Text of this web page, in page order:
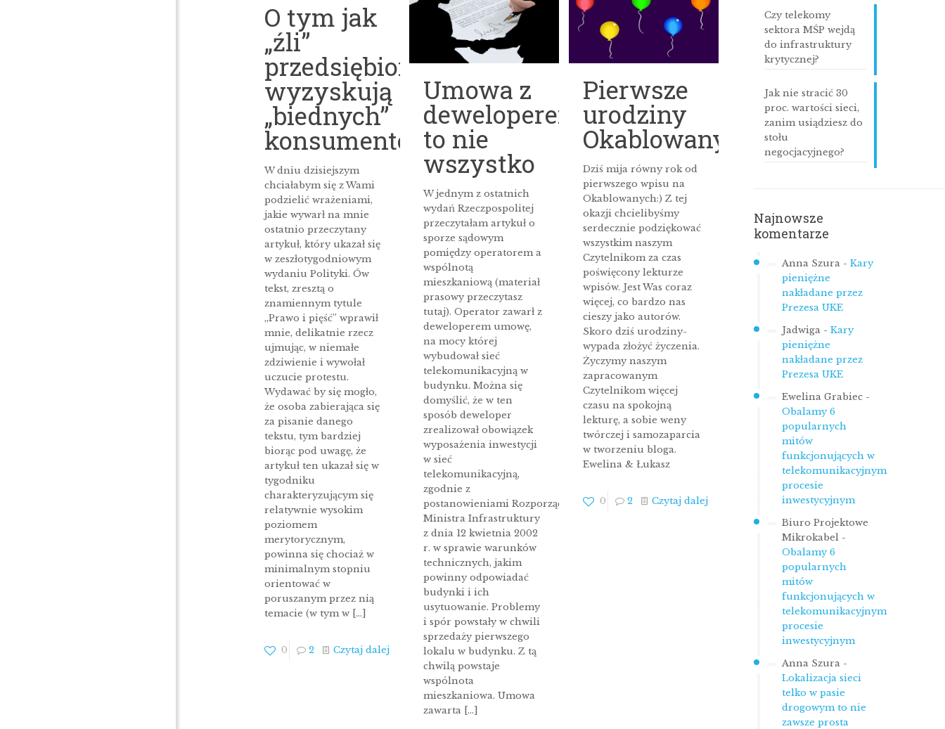
O tym jak
„źli”
przedsiębiorcy
wyzyskują
„biednych”
konsumentów
W dniu dzisiejszym
chciałabym się z Wami
podzielić wrażeniami,
jakie wywarł na mnie
ostatnio przeczytany
artykuł, który ukazał się
w zeszłotygodniowym
wydaniu Polityki. Ów
tekst, zresztą o
znamiennym tytule
„Prawo i pięść” wprawił
mnie, delikatnie rzecz
ujmując, w niemałe
zdziwienie i wywołał
uczucie protestu.
Wydawać by się mogło,
że osoba zabierająca się
za pisanie danego
tekstu, tym bardziej
biorąc pod uwagę, że
artykuł ten ukazał się w
tygodniku
charakteryzującym się
relatywnie wysokim
poziomem
merytorycznym,
powinna się chociaż w
minimalnym stopniu
orientować w
poruszanym przez nią
temacie (w tym w[…]
0 2 Czytaj dalej
Umowa z
deweloperem
to nie
wszystko
W jednym z ostatnich
wydań Rzeczpospolitej
przeczytałam artykuł o
sporze sądowym
pomiędzy operatorem a
wspólnotą
mieszkaniową (materiał
prasowy przeczytasz
tutaj). Operator zawarł z
deweloperem umowę,
na mocy której
wybudował sieć
telekomunikacyjną w
budynku. Można się
domyślić, że w ten
sposób deweloper
zrealizował obowiązek
wyposażenia inwestycji
w sieć
telekomunikacyjną,
zgodnie z
postanowieniami Rozporządzenia
Ministra Infrastruktury
z dnia 12 kwietnia 2002
r. w sprawie warunków
technicznych, jakim
powinny odpowiadać
budynki i ich
usytuowanie. Problemy
i spór powstały w chwili
sprzedaży pierwszego
lokalu w budynku. Z tą
chwilą powstaje
wspólnota
mieszkaniowa. Umowa
zawarta […]
Pierwsze
urodziny
Okablowanych
Dziś mija równy rok od
pierwszego wpisu na
Okablowanych:) Z tej
okazji chcielibyśmy
serdecznie podziękować
wszystkim naszym
Czytelnikom za czas
poświęcony lekturze
wpisów. Jest Was coraz
więcej, co bardzo nas
cieszy jako autorów.
Skoro dziś urodziny-
wypada złożyć życzenia.
Życzymy naszym
zapracowanym
Czytelnikom więcej
czasu na spokojną
lekturę, a sobie weny
twórczej i samozaparcia
w tworzeniu bloga.
Ewelina & Łukasz
0 2 Czytaj dalej
Czy telekomy
sektora MŚP wejdą
do infrastruktury
krytycznej?
Jak nie stracić 30
proc. wartości sieci,
zanim usiądziesz do
stołu
negocjacyjnego?
Najnowsze
komentarze
Anna Szura- Kary
pieniężne
nakładane przez
Prezesa UKE
Jadwiga- Kary
pieniężne
nakładane przez
Prezesa UKE
Ewelina Grabiec-
Obalamy 6
popularnych
mitów
funkcjonujących w
telekomunikacyjnym
procesie
inwestycyjnym
Biuro Projektowe
Mikrokabel-
Obalamy 6
popularnych
mitów
funkcjonujących w
telekomunikacyjnym
procesie
inwestycyjnym
Anna Szura-
Lokalizacja sieci
telko w pasie
drogowym to nie
zawsze prosta